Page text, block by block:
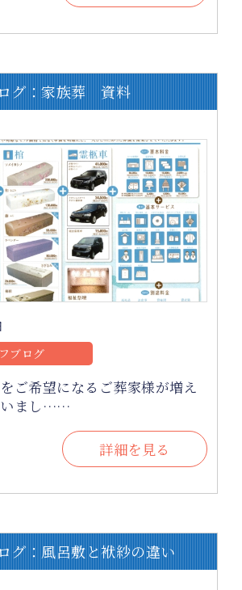
グ：家族葬 資料
ブログ
ご希望になるご葬家様が増え
いまし……
詳細を見る
グ：風呂敷と袱紗の違い